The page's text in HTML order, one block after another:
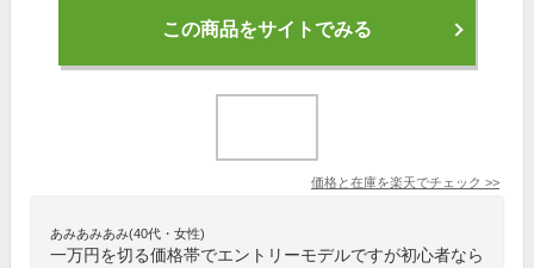
この商品をサイトでみる
価格と在庫を楽天でチェック >>
あみあみあみ(40代・女性)
一万円を切る価格帯でエントリーモデルですが初心者なら